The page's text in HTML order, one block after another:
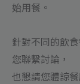
始用餐。
針對不同的飲
您聯繫討論，
也懇請您體諒